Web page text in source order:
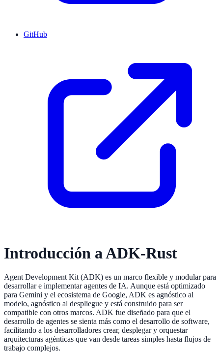
GitHub
Introducción a ADK-Rust
Agent Development Kit (ADK) es un marco flexible y modular para
desarrollar e implementar agentes de IA. Aunque está optimizado
para Gemini y el ecosistema de Google, ADK es agnóstico al
modelo, agnóstico al despliegue y está construido para ser
compatible con otros marcos. ADK fue diseñado para que el
desarrollo de agentes se sienta más como el desarrollo de software,
facilitando a los desarrolladores crear, desplegar y orquestar
arquitecturas agénticas que van desde tareas simples hasta flujos de
trabajo complejos.